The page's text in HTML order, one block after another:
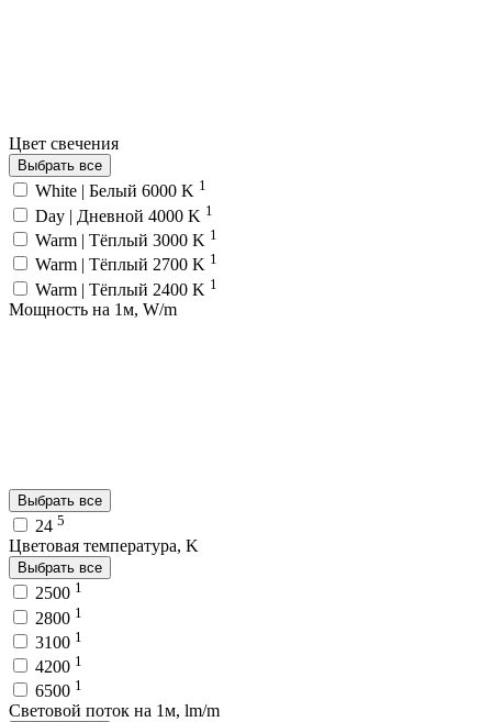
Цвет свечения
Выбрать все
White | Белый 6000 K 1
Day | Дневной 4000 K 1
Warm | Тёплый 3000 K 1
Warm | Тёплый 2700 K 1
Warm | Тёплый 2400 K 1
Мощность на 1м, W/m
Выбрать все
24 5
Цветовая температура, K
Выбрать все
2500 1
2800 1
3100 1
4200 1
6500 1
Световой поток на 1м, lm/m